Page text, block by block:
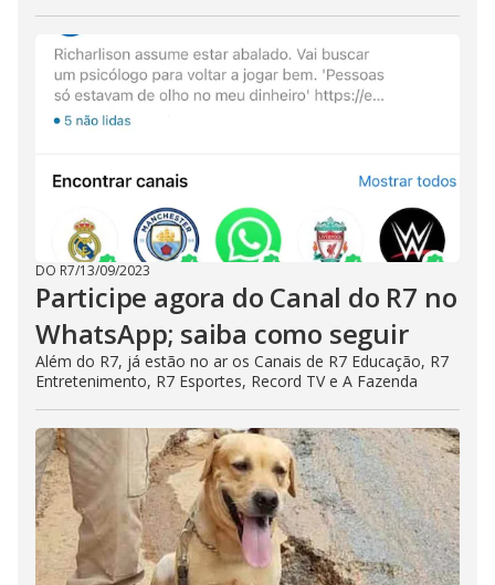
DO R7/13/09/2023
Participe agora do Canal do R7 no
WhatsApp; saiba como seguir
Além do R7, já estão no ar os Canais de R7 Educação, R7
Entretenimento, R7 Esportes, Record TV e A Fazenda